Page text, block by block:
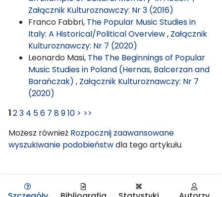
Załącznik Kulturoznawczy: Nr 3 (2016)
Franco Fabbri, The Popular Music Studies in
Italy: A Historical/Political Overview, Załącznik
Kulturoznawczy: Nr 7 (2020)
Leonardo Masi, The The Beginnings of Popular
Music Studies in Poland (Hernas, Balcerzan and
Barańczak) , Załącznik Kulturoznawczy: Nr 7
(2020)
123 4 56 7 8910 > >>
Możesz również Rozpocznij zaawansowane
wyszukiwanie podobieństwdla tego artykułu.